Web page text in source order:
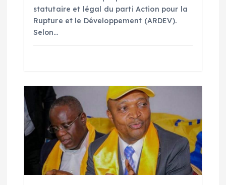
t
statutaire et légal du parti Action pour la
Rupture et le Développement (ARDEV).
Selon…